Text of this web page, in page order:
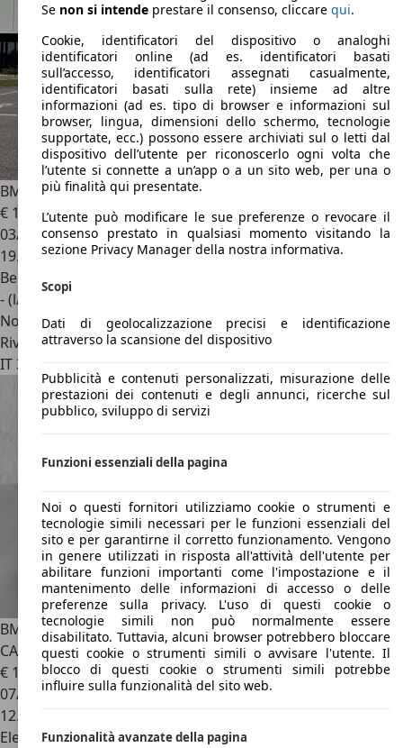
BMW M5 Touring 4.4 727cv IVA ESPOSTA
€ 129.000
03/2025
19.900 km
Benzina
- (l/100 km)
Novità
Rivenditore
IT 35010
BMW M5M5 Touring 4.4 727cv auto/PACCHETTO
CARBONIO/FULL
€ 137.9001
07/2025
12.000 km
Elettrica/Benzina
Se non si intende prestare il consenso, cliccare qui.
Cookie, identificatori del dispositivo o analoghi
identificatori online (ad es. identificatori basati
sull’accesso, identificatori assegnati casualmente,
identificatori basati sulla rete) insieme ad altre
informazioni (ad es. tipo di browser e informazioni sul
browser, lingua, dimensioni dello schermo, tecnologie
supportate, ecc.) possono essere archiviati sul o letti dal
dispositivo dell’utente per riconoscerlo ogni volta che
l’utente si connette a un’app o a un sito web, per una o
più finalità qui presentate.
L’utente può modificare le sue preferenze o revocare il
consenso prestato in qualsiasi momento visitando la
sezione Privacy Manager della nostra informativa.
Scopi
Dati di geolocalizzazione precisi e identificazione
attraverso la scansione del dispositivo
Pubblicità e contenuti personalizzati, misurazione delle
prestazioni dei contenuti e degli annunci, ricerche sul
pubblico, sviluppo di servizi
Funzioni essenziali della pagina
Noi o questi fornitori utilizziamo cookie o strumenti e
tecnologie simili necessari per le funzioni essenziali del
sito e per garantirne il corretto funzionamento. Vengono
in genere utilizzati in risposta all'attività dell'utente per
abilitare funzioni importanti come l'impostazione e il
mantenimento delle informazioni di accesso o delle
preferenze sulla privacy. L'uso di questi cookie o
tecnologie simili non può normalmente essere
disabilitato. Tuttavia, alcuni browser potrebbero bloccare
questi cookie o strumenti simili o avvisare l'utente. Il
blocco di questi cookie o strumenti simili potrebbe
influire sulla funzionalità del sito web.
Funzionalità avanzate della pagina